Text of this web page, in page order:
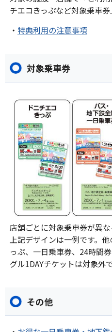
チエコきっぷなど対象乗車券
・ 特典利用の注意事項
対象乗車券
店舗ごとに対象乗車券が異な
上記デザインは一例です。
っぷ、一日乗車券、24時間
グル1DAYチケットは対象外で
その他